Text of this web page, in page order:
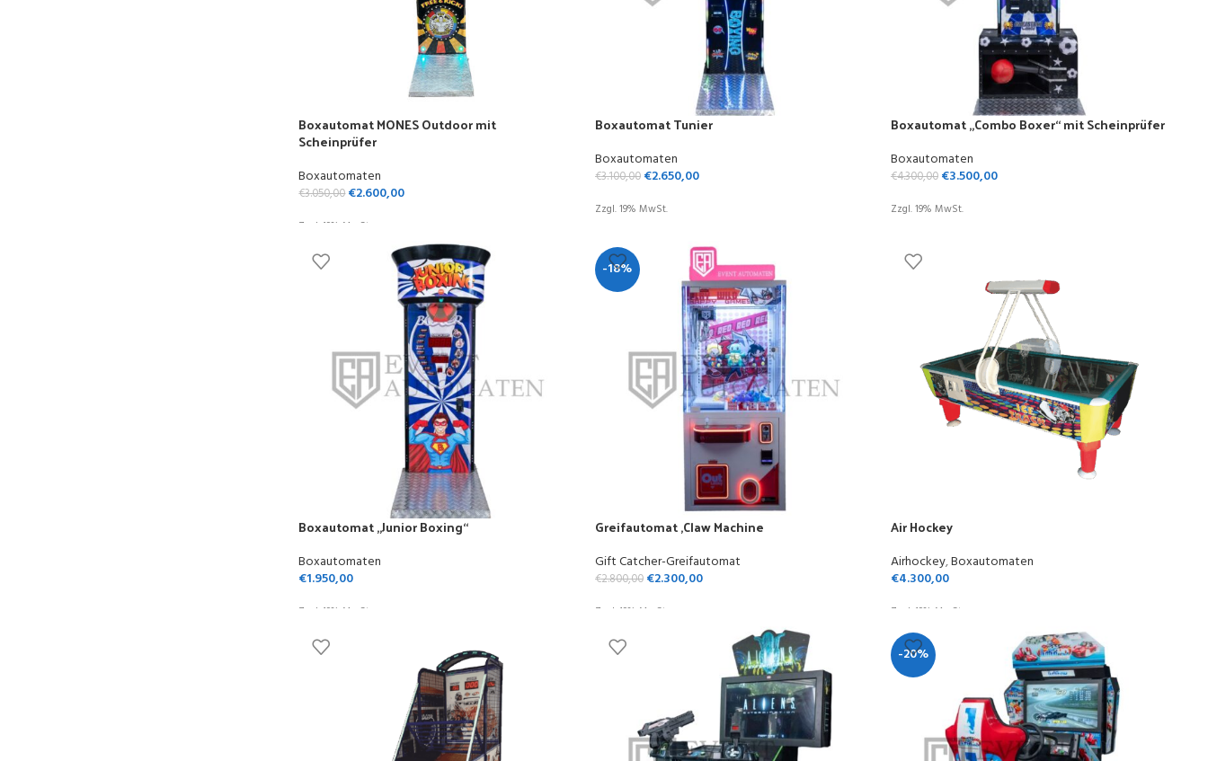
Boxautomat MONES Outdoor mit
Scheinprüfer
Boxautomaten
€3.050,00€2.600,00
Zzgl. 19% MwSt.
Boxautomat Tunier
Boxautomaten
€3.100,00 €2.650,00
Zzgl. 19% MwSt.
Boxautomat „Combo Boxer“ mit Scheinprüfer
Boxautomaten
€4.300,00 €3.500,00
Zzgl. 19% MwSt.
Boxautomat „Junior Boxing“
Boxautomaten
€1.950,00
Zzgl. 19% MwSt.
-18%
Greifautomat ,Claw Machine
Gift Catcher-Greifautomat
€2.800,00 €2.300,00
Zzgl. 19% MwSt.
Air Hockey
Airhockey,Boxautomaten
€4.300,00
Zzgl. 19% MwSt.
-20%